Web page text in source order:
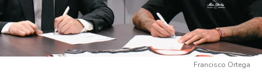
Francisco Ortega